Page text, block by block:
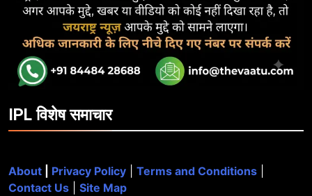
IPL विशेष समाचार
About Privacy Policy Terms and Conditions
Contact Us
Site Map